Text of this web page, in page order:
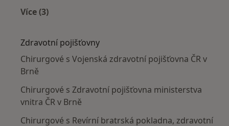
Více (3)
Zdravotní pojišťovny
Chirurgové s Vojenská zdravotní pojišťovna ČR v
Brně
Chirurgové s Zdravotní pojišťovna ministerstva
vnitra ČR v Brně
Chirurgové s Revírní bratrská pokladna, zdravotní